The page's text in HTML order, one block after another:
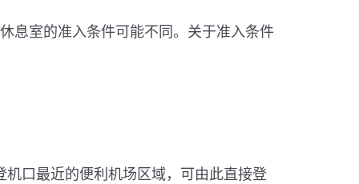
息室的准入条件可能不同。关于准入条件
口最近的便利机场区域，可由此直接登